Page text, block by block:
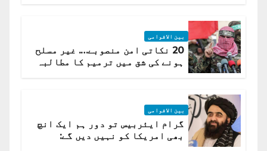
بین الاقوامی
20 نکاتی امن منصوبے…. غیر مسلح
ہونے کی شق میں ترمیم کا مطالبہ
بین الاقوامی
گرام ایئربیس تو دور ہم ایک انچ
بھی امریکا کو نہیں دیں گے: